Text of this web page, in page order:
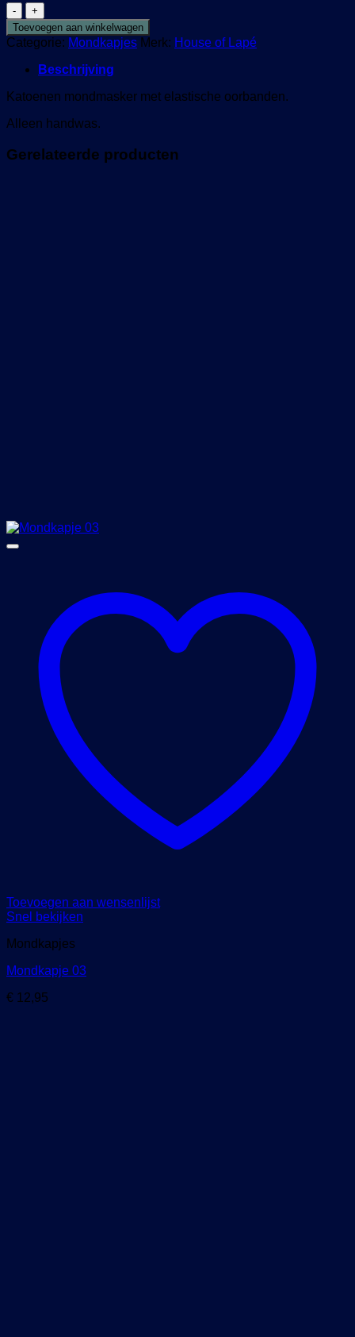
Mondkapje
01
aantal
Toevoegen aan winkelwagen
Categorie: Mondkapjes Merk: House of Lapé
Beschrijving
Katoenen mondmasker met elastische oorbanden.
Alleen handwas.
Gerelateerde producten
Toevoegen aan wensenlijst
Snel bekijken
Mondkapjes
Mondkapje 03
€ 12,95